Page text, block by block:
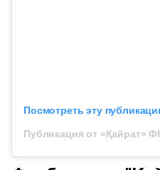
Посмотреть эту